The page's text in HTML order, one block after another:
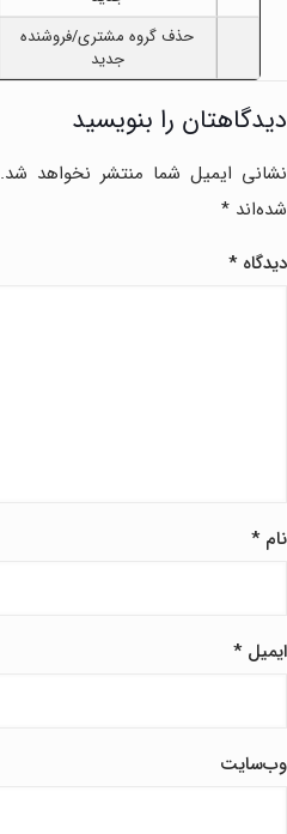
حذف گروه مشتری/فروشنده
جدید
دیدگاهتان را بنویسید
نشانی ایمیل شما منتشر نخواهد شد.
شده‌اند *
دیدگاه*
نام*
ایمیل*
وب‌سایت